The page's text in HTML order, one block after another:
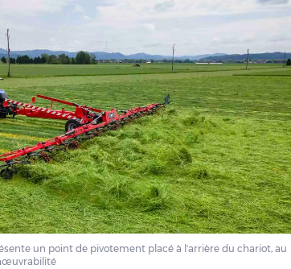
un point de pivotement placé à l'arrière du chariot, au